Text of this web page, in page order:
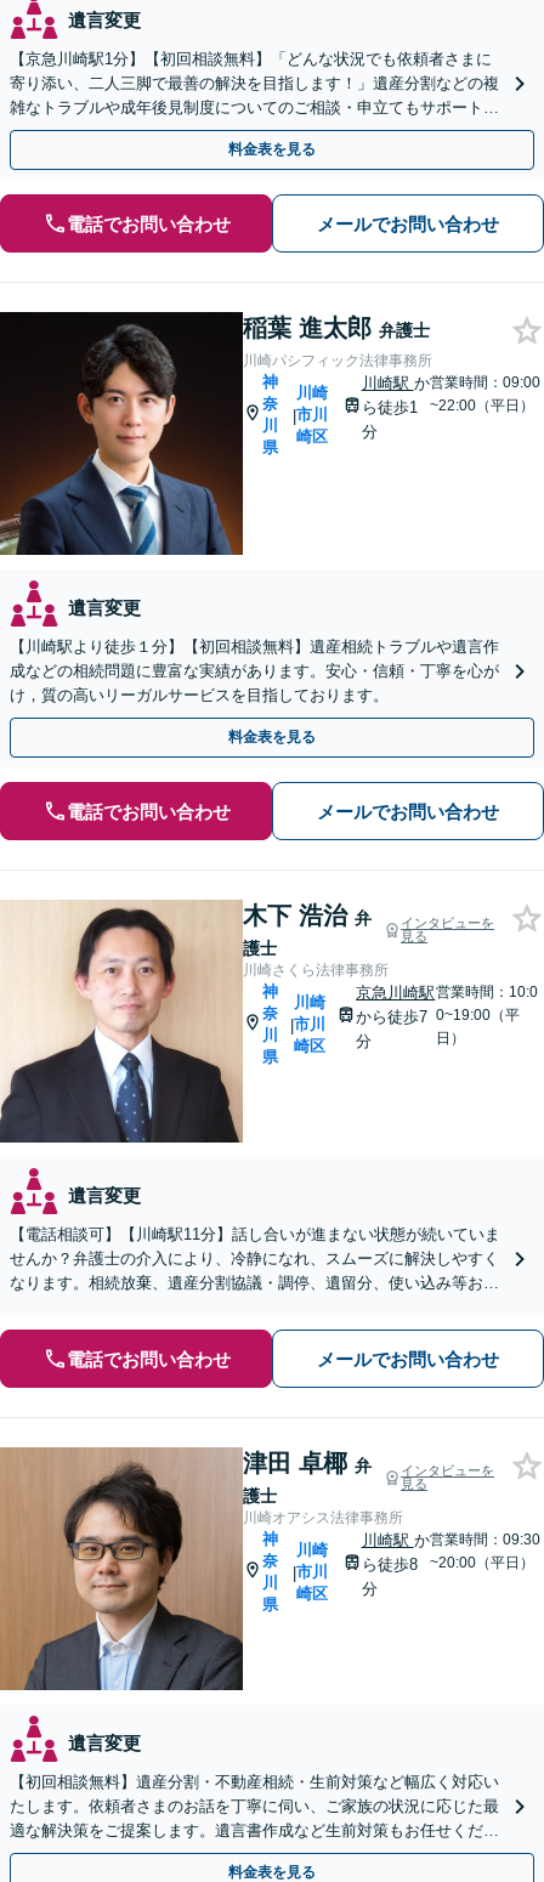
遺言変更
【京急川崎駅1分】【初回相談無料】「どんな状況でも依頼者さまに
寄り添い、二人三脚で最善の解決を目指します！」遺産分割などの複
雑なトラブルや成年後見制度についてのご相談・申立てもサポート。
一人で抱え込まず、まずはお話をお聞かせください
料金表を見る
電話でお問い合わせ メールでお問い合わせ
稲葉 進太郎 弁護士
川崎パシフィック法律事務所
神
奈
川
県
|
川崎
市川
崎区
川崎駅 か
ら徒歩1
分
営業時間：09:00
~22:00（平日）
遺言変更
【川崎駅より徒歩１分】【初回相談無料】遺産相続トラブルや遺言作
成などの相続問題に豊富な実績があります。安心・信頼・丁寧を心が
け，質の高いリーガルサービスを目指しております。
料金表を見る
電話でお問い合わせ メールでお問い合わせ
木下 浩治 弁
護士
インタビューを
見る
川崎さくら法律事務所
神
奈
川
県
|
川崎
市川
崎区
京急川崎駅
から徒歩7
分
営業時間：10:0
0~19:00（平
日）
遺言変更
【電話相談可】【川崎駅11分】話し合いが進まない状態が続いていま
せんか？弁護士の介入により、冷静になれ、スムーズに解決しやすく
なります。相続放棄、遺産分割協議・調停、遺留分、使い込み等おま
電話でお問い合わせ メールでお問い合わせ
津田 卓椰 弁
護士
インタビューを
見る
川崎オアシス法律事務所
神
奈
川
県
|
川崎
市川
崎区
川崎駅 か
ら徒歩8
分
営業時間：09:30
~20:00（平日）
遺言変更
【初回相談無料】遺産分割・不動産相続・生前対策など幅広く対応い
たします。依頼者さまのお話を丁寧に伺い、ご家族の状況に応じた最
適な解決策をご提案します。遺言書作成など生前対策もお任せくださ
い【川崎駅8分】【Web面談OK】
料金表を見る